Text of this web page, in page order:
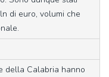
di euro, volumi che
della Calabria hanno